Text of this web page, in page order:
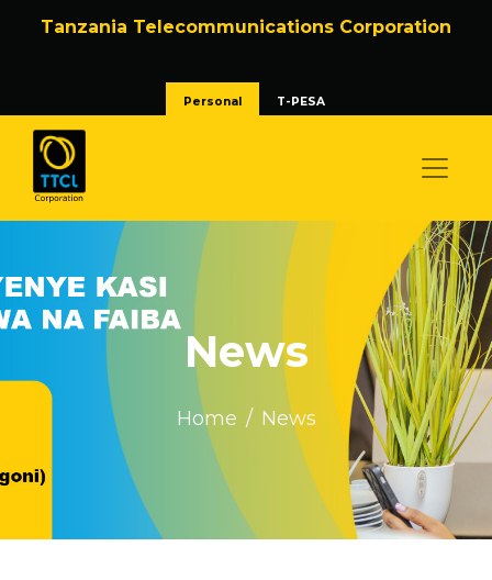
Tanzania Telecommunications Corporation
Personal T-PESA
News
Home News